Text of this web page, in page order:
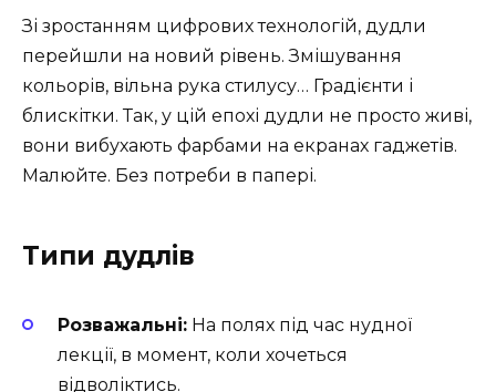
Зі зростанням цифрових технологій, дудли
перейшли на новий рівень. Змішування
кольорів, вільна рука стилусу… Градієнти і
блискітки. Так, у цій епохі дудли не просто живі,
вони вибухають фарбами на екранах гаджетів.
Малюйте. Без потреби в папері.
Типи дудлів
Розважальні: На полях під час нудної
лекції, в момент, коли хочеться
відволіктись.